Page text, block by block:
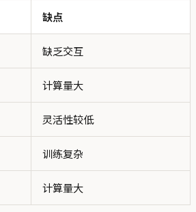
缺点
缺乏交互
计算量大
灵活性较低
训练复杂
计算量大